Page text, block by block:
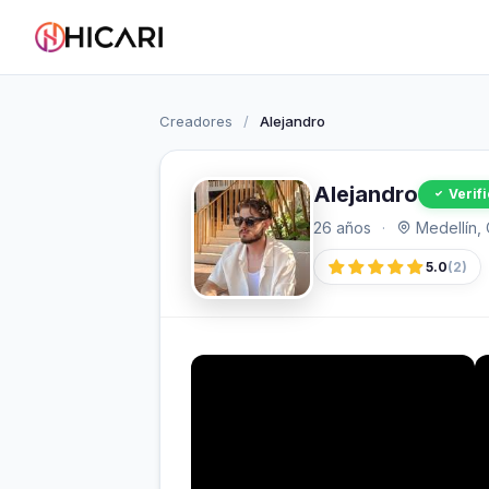
Creadores / Alejandro
Alejandro
26 años · Medellín,
5.0(2)